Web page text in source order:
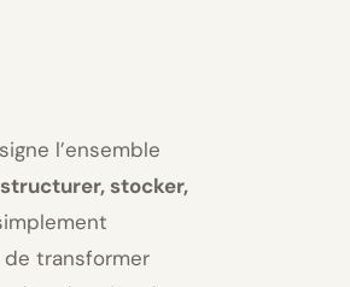
l’ensemble
stocker,
transformer